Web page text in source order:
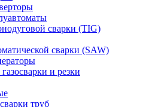
сварки (TIG)
сварки (SAW)
и резки
труб